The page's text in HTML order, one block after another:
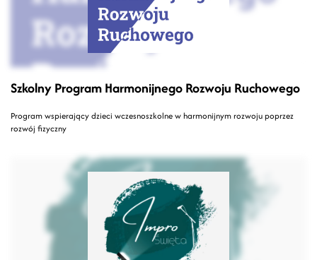
Szkolny Program Harmonijnego Rozwoju Ruchowego
Program wspierający dzieci wczesnoszkolne w harmonijnym rozwoju poprzez
rozwój fizyczny